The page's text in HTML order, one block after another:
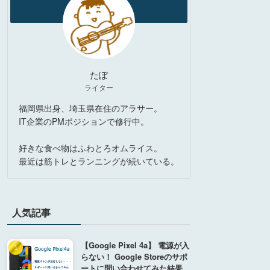
たぽ
ライター
福岡県出身、埼玉県在住のアラサー。
IT企業のPMポジションで修行中。
好きな食べ物はふわとろオムライス。
最近は筋トレとランニングが続いている。
人気記事
【Google Pixel 4a】 電源が入
らない！ Google Storeのサポ
ートに問い合わせてみた結果